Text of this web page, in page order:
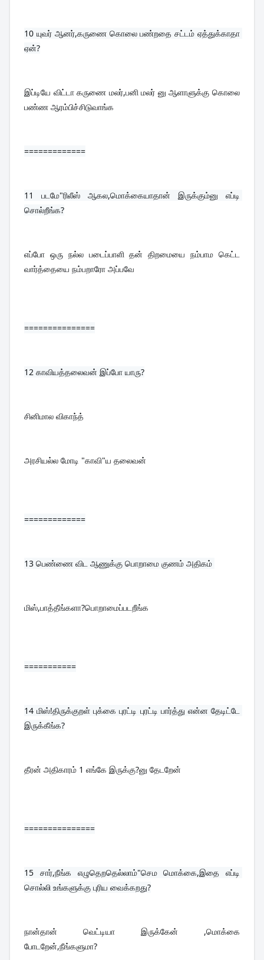
10 யுவர் ஆனர்,கருணை கொலை பண்றதை சட்டம் ஏத்துக்காதா
ஏன்?
இப்டியே விட்டா கருணை மலர்,பனி மலர் னு ஆளாளுக்கு கொலை
பண்ண ஆரம்பிச்சிடுவாங்க
=============
11 படமே"ரிலீஸ் ஆகல,மொக்கையாதான் இருக்கும்னு எப்டி
சொல்றீங்க?
எப்போ ஒரு நல்ல படைப்பாளி தன் திறமையை நம்பாம கெட்ட
வார்த்தையை நம்பறாரோ அப்பவே
===============
12 காவியத்தலைவன் இப்போ யாரு?
சினிமால விகாந்த்
அரசியல்ல மோடி "காவி"ய தலைவன்
=============
13 பெண்ணை விட ஆணுக்கு பொறாமை குணம் அதிகம்
மிஸ்,பாத்தீங்களா?பொறாமைப்படறீங்க
===========
14 மிஸ்!திருக்குறள் புக்கை புரட்டி புரட்டி பார்த்து என்ன தேடிட்டே
இருக்கீங்க?
தீரன் அதிகாரம் 1 எங்கே இருக்கு?னு தேடறேன்
===============
15 சார்,நீங்க எழுதெறதெல்லாம்"செம மொக்கை,இதை எப்டி
சொல்லி உங்களுக்கு புரிய வைக்கறது?
நான்தான் வெட்டியா இருக்கேன் ,மொக்கை
போடறேன்,நீங்களுமா?